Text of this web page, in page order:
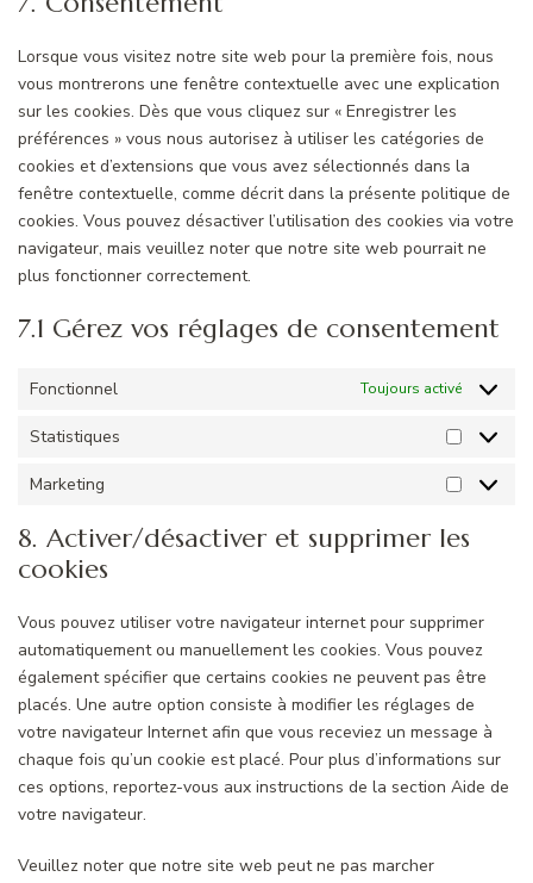
Lorsque vous visitez notre site web pour la première fois, nous
vous montrerons une fenêtre contextuelle avec une explication
sur les cookies. Dès que vous cliquez sur « Enregistrer les
préférences » vous nous autorisez à utiliser les catégories de
cookies et d’extensions que vous avez sélectionnés dans la
fenêtre contextuelle, comme décrit dans la présente politique de
cookies. Vous pouvez désactiver l’utilisation des cookies via votre
navigateur, mais veuillez noter que notre site web pourrait ne
plus fonctionner correctement.
7.1 Gérez vos réglages de consentement
Fonctionnel Toujours activé
Statistiques
Marketing
8. Activer/désactiver et supprimer les
cookies
Vous pouvez utiliser votre navigateur internet pour supprimer
automatiquement ou manuellement les cookies. Vous pouvez
également spécifier que certains cookies ne peuvent pas être
placés. Une autre option consiste à modifier les réglages de
votre navigateur Internet afin que vous receviez un message à
chaque fois qu’un cookie est placé. Pour plus d’informations sur
ces options, reportez-vous aux instructions de la section Aide de
votre navigateur.
Veuillez noter que notre site web peut ne pas marcher